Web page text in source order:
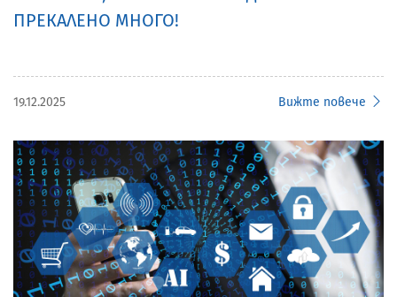
ПРЕКАЛЕНО МНОГО!
19.12.2025 Вижте повече